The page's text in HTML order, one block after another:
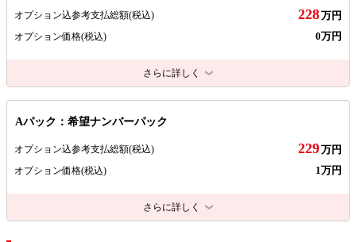
オプション込参考支払総額(税込) 228万円
オプション価格(税込) 0万円
さらに詳しく
Aパック：希望ナンバーパック
オプション込参考支払総額(税込) 229万円
オプション価格(税込) 1万円
さらに詳しく